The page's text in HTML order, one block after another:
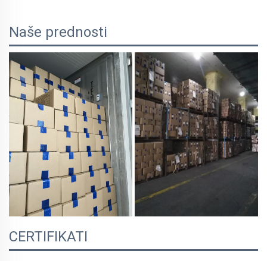
Naše prednosti
CERTIFIKATI